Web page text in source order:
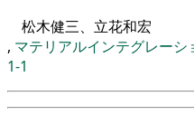
松木健三、立花和宏
, マテリアルインテグレー
1-1